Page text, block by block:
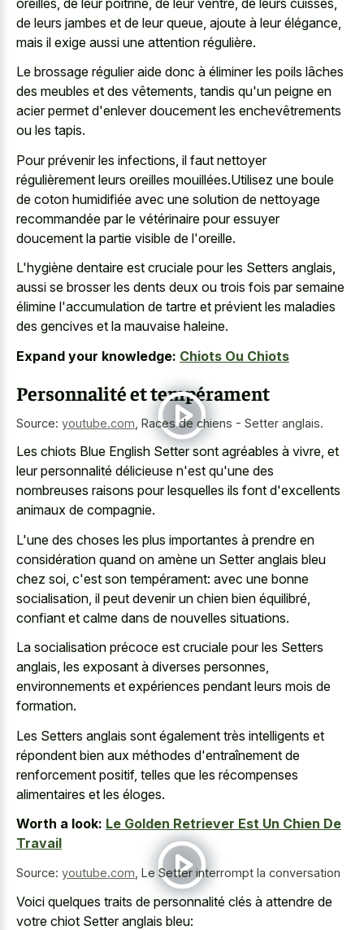
de leurs jambes et de leur queue, ajoute à leur élégance,
mais il exige aussi une attention régulière.
Le brossage régulier aide donc à éliminer les poils lâches
des meubles et des vêtements, tandis qu'un peigne en
acier permet d'enlever doucement les enchevêtrements
ou les tapis.
Pour prévenir les infections, il faut nettoyer
régulièrement leurs oreilles mouillées.Utilisez une boule
de coton humidifiée avec une solution de nettoyage
recommandée par le vétérinaire pouressuyer
doucement la partie visible de l'oreille.
L'hygiène dentaire est cruciale pour les Setters anglais,
aussi se brosser les dents deux ou trois fois par semaine
élimine l'accumulation de tartre et prévient les maladies
des gencives et la mauvaise haleine.
Expand your knowledge: Chiots Ou Chiots
Personnalité et tempérament
Source: youtube.com Races de chiens - Setter anglais.
Les chiots Blue English Setter sont agréables à vivre, et
leur personnalité délicieuse n'est qu'une des
nombreuses raisons pour lesquelles ils font d'excellents
animaux de compagnie.
L'une des choses les plus importantes à prendre en
considération quand on amène un Setter anglais bleu
chez soi, c'est son tempérament: avec une bonne
socialisation, il peut devenir un chien bien équilibré,
confiant et calme dans de nouvelles situations.
La socialisation précoce est cruciale pour les Setters
anglais, les exposant à diverses personnes,
environnements et expériences pendant leurs mois de
formation.
Les Setters anglais sont également très intelligents et
répondent bien aux méthodes d'entraînement de
renforcement positif, telles que les récompenses
alimentaires et les éloges.
Worth a look: Le Golden Retriever Est Un Chien De
Travail
Source: youtube.com Le Setter interrompt la conversation
Voici quelques traits de personnalité clés à attendre de
votre chiot Setter anglais bleu: